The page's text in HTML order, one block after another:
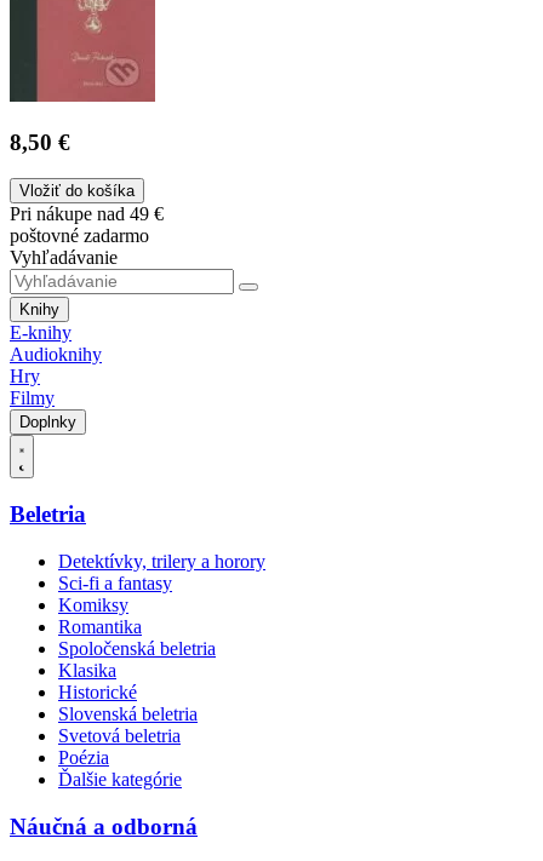
8,50 €
Vložiť do košíka
Pri nákupe nad 49 €
poštovné zadarmo
Vyhľadávanie
Knihy
E-knihy
Audioknihy
Hry
Filmy
Doplnky
Beletria
Detektívky, trilery a horory
Sci-fi a fantasy
Komiksy
Romantika
Spoločenská beletria
Klasika
Historické
Slovenská beletria
Svetová beletria
Poézia
Ďalšie kategórie
Náučná a odborná